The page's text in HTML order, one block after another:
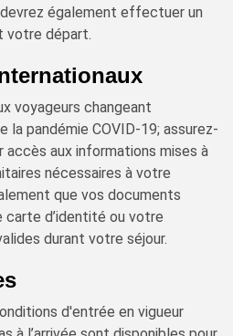
également effectuer un
votre départ.
voyageurs changeant
la pandémie COVID-19; assurez-
accès aux informations mises à
nécessaires à votre
que vos documents
d’identité ou votre
durant votre séjour.
d'entrée en vigueur